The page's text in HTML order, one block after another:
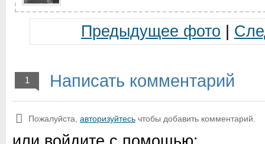
Предыдущее фото
1 Написать комментарий
Пожалуйста, авторизуйтесь чтобы добавить комментарий.